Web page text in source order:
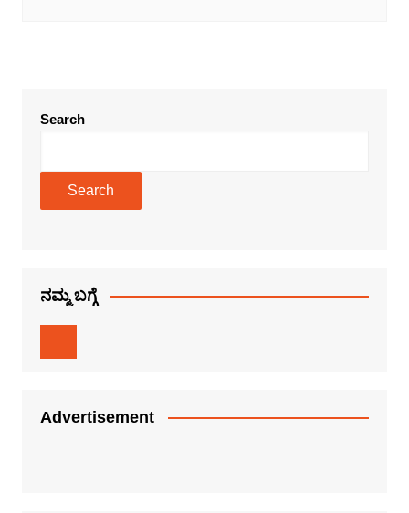
Search
Search
ನಮ್ಮ ಬಗ್ಗೆ
Advertisement